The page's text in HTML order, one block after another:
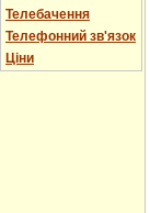
Телебачення
Телефонний зв'язок
Ціни